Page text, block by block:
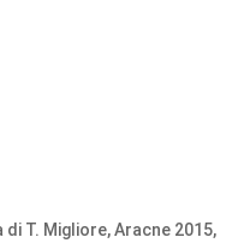
T. Migliore, Aracne 2015,